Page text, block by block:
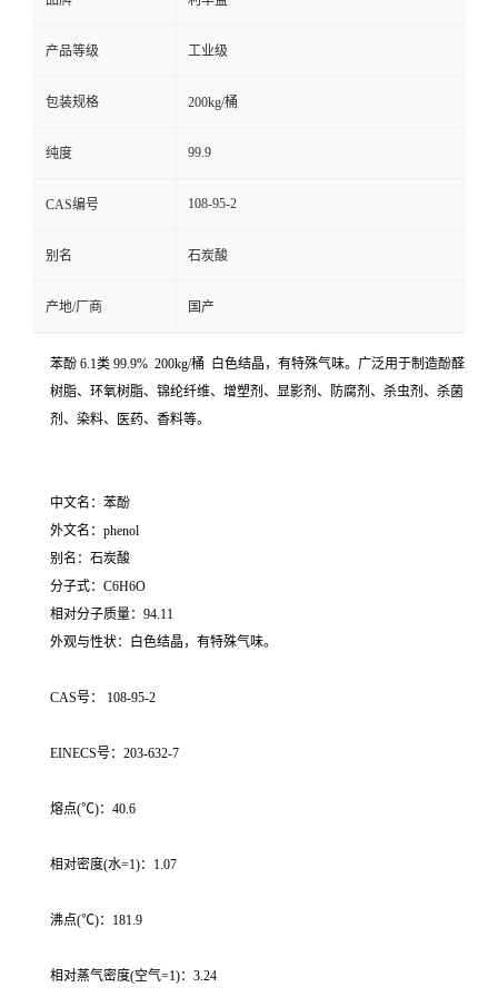
产品等级 工业级
包装规格 200kg/桶
纯度 99.9
CAS编号 108-95-2
别名 石炭酸
产地/厂商 国产
苯酚 6.1类 99.9% 200kg/桶 白色结晶，有特殊气味。广泛用于制造酚醛
树脂、环氧树脂、锦纶纤维、增塑剂、显影剂、防腐剂、杀虫剂、杀菌
剂、染料、医药、香料等。
中文名：苯酚
外文名：phenol
别名：石炭酸
分子式：C6H6O
相对分子质量：94.11
外观与性状：白色结晶，有特殊气味。
CAS号： 108-95-2
EINECS号：203-632-7
熔点(℃)：40.6
相对密度(水=1)：1.07
沸点(℃)：181.9
相对蒸气密度(空气=1)：3.24